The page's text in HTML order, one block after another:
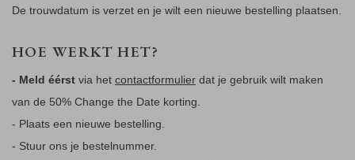
De trouwdatum is verzet en je wilt een nieuwe bestelling plaatsen.
HOE WERKT HET?
- Meld éérst via het contactformulier dat je gebruik wilt maken
van de 50% Change the Date korting.
- Plaats een nieuwe bestelling.
- Stuur ons je bestelnummer.